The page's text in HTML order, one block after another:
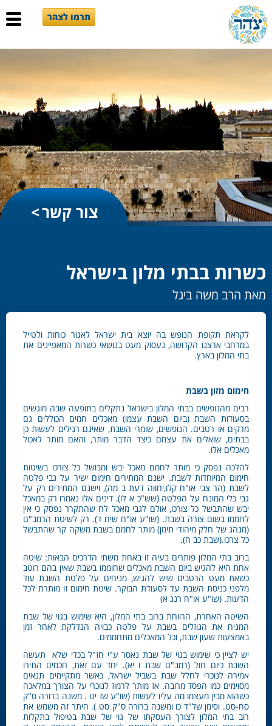
תרמו לצהר
צור קשר
כשרות בבתי מלון בישראל
מאת הרב משה ביגל
לקראת תקופת הנופש בה יוצא בית ישראל לאגור כוחות ולטייל
במרחבי ארצנו הקדושה, נעסוק מעט בנושאי כשרות המאפיינים את
בתי המלון בארץ.
חימום מזון בשבת
רבים מהנופשים בבתי המלון בישראל נתקלים בתופעה שבה מוגשים
בסעודות השבת (ביום השבת עצמו) מאכלים חמים הכוללים גם
מרקים או רטבים. הנופשים, שומרי השבת, שאינם רגילים לעשות כן
בבתים, שואלים את עצמם כיצד הדבר מותר, והאם מותר לאכול
מאכלים אלו.
להלכה נפסק כי מותר לחמם מאכל יבש ומבושל כל צורכו בשיטות
חימום המיוחדות לשבת. ישנם המתירים חימום ישיר על גבי פלטה
לשבת (הר צבי או"ח קלו,יחווה דעת ב מה), וישנם המתירים רק על
גבי כלי המונח על הפלטה (שש"כ א לו). דינים אלו נאמרו רק במאכל
יבש שהתבשל כל צורכו, אולם לגבי מאכל לח שהתקרר נפסק כי אין
לחממו בשום צורה בשבת. (שו"ע או"ח שיח ד). רק לשיטת הרמב"ם
(מנהג של חלק מיהודי תימן) מותר לחמם בשבת משקה קר שהתבשל
כל צרכו.(שבת כב ח).
ברוב בתי המלון פותרים בעיה זו באחת משתי הדרכים הבאות: שיטה
אחת היא להגיש ביום השבת מאכלים שחוממו בשבת שאין בהם רוטב
כשאת מעט הרטבים שיש להגיש, מניחים על פלטת השבת עוד
מלפני כניסת השבת עד לסעודת הבוקר. שיטת חימום זו מותרת לכל
הדעות. (שו"ע או"ח רנג א)
השיטה האחרת, הרווחת ברוב בתי המלון, היא שימוש בגוי של שבת
המניח את הנוזלים בשבת על פלטה כבויה הנדלקת לאחר זמן
באמצעות שעון שבת, וכל המאכלים מתחממים.
יש לציין כי שימוש בגוי של שבת נאסר ע"י חז"ל בכדי שלא תעשה
השבת כיום חול (רמב"ם שבת ו יא). יחד עם זאת, חכמים התירו
אמירה לנוכרי לחלל שבת בשביל ישראל, כאשר מתקיימים תנאים
מסוימים כמו הפסד מרובה. אז מותר לרמוז לנוכרי על הצורך במלאכה
כשהוא מבין מעצמו מה עליו לעשות (שו"ע שז יט . משנה ברורה ס"ק
סח-סט. וסימן של"ד כו ומשנה ברורה ס"ק סט ). היתר זה משמש את
רוב בתי המלון לצורך העסקתו של גוי של שבת בטיפול בתקלות